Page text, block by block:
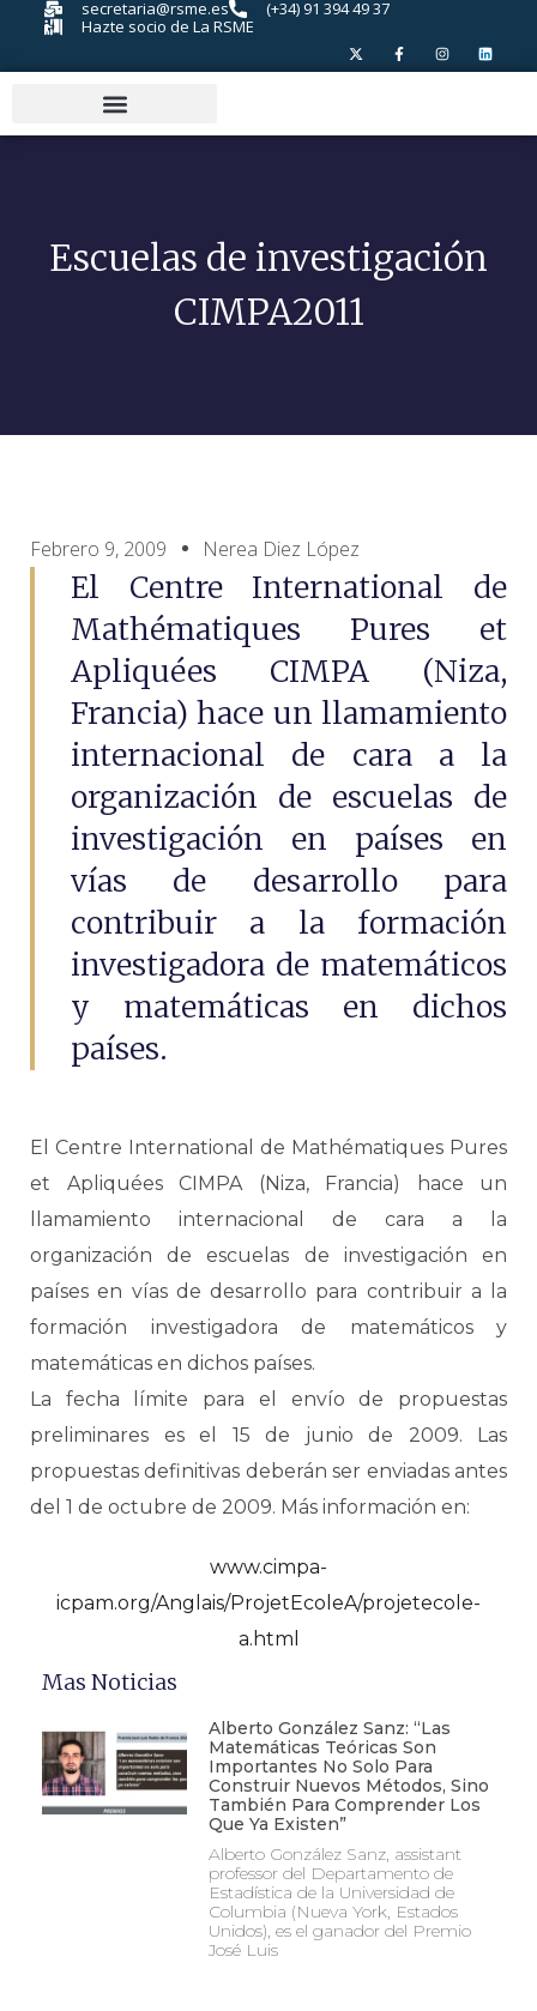
secretaria@rsme.es
(+34) 91 394 49 37
Hazte socio de La RSME
Escuelas de investigación
CIMPA2011
Febrero 9, 2009 Nerea Diez López
El Centre International de
Mathématiques Pures et
Apliquées CIMPA (Niza,
Francia) hace un llamamiento
internacional de cara a la
organización de escuelas de
investigación en países en
vías de desarrollo para
contribuir a la formación
investigadora de matemáticos
y matemáticas en dichos
países.
El Centre International de Mathématiques Pures
et Apliquées CIMPA (Niza, Francia) hace un
llamamiento internacional de cara a la
organización de escuelas de investigación en
países en vías de desarrollo para contribuir a la
formación investigadora de matemáticos y
matemáticas en dichos países.
La fecha límite para el envío de propuestas
preliminares es el 15 de junio de 2009. Las
propuestas definitivas deberán ser enviadas antes
del 1 de octubre de 2009. Más información en:
www.cimpa-
icpam.org/Anglais/ProjetEcoleA/projetecole-
a.html
Mas Noticias
Alberto González Sanz: “Las
Matemáticas Teóricas Son
Importantes No Solo Para
Construir Nuevos Métodos, Sino
También Para Comprender Los
Que Ya Existen”
Alberto González Sanz, assistant
professor del Departamento de
Estadística de la Universidad de
Columbia (Nueva York, Estados
Unidos), es el ganador del Premio
José Luis